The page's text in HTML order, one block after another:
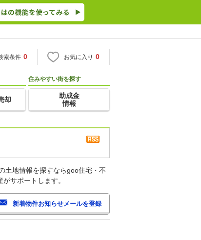
索条件 0 お気に入り 0
却
住みやすい街を探す
助成金
情報
土地情報を探すならgoo住宅・不
サポートします。